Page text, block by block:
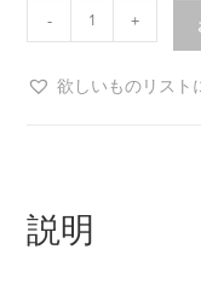
- +
欲しいものリスト
説明